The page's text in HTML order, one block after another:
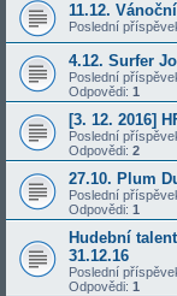
11.12.
Poslední
4.12. Surfer
Poslední
Odpovědi: 1
[3. 12. 2016]
Poslední
Odpovědi: 2
27.10. Plum
Poslední
Odpovědi: 1
Hudební
31.12.16
Poslední
Odpovědi: 1